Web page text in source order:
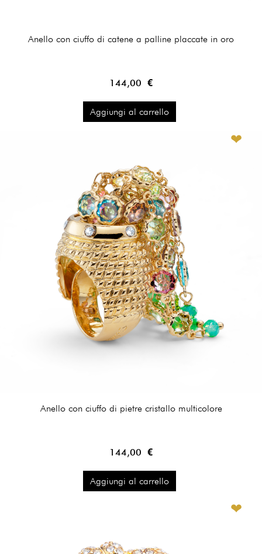
Anello con ciuffo di catene a palline placcate in oro
144,00 €
Aggiungi al carrello
Anello con ciuffo di pietre cristallo multicolore
144,00 €
Aggiungi al carrello